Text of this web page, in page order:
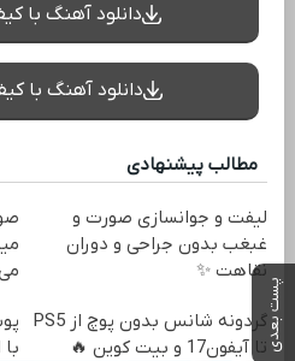
پست بعدی
دانلود آهنگ با
دانلود آهنگ با
مطالب پیشنهادی
لیفت و جوانسازی صورت و
غبغب بدون جراحی و دوران
نقاهت ✨
گردونه شانس بدون پوچ از PS5
تا آیفون17 و بیت کوین 🔥